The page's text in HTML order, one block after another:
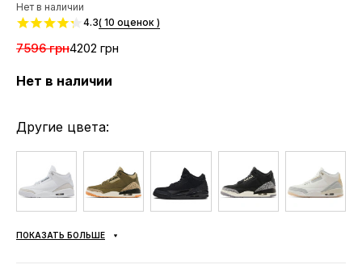
Нет в наличии
4.3( 10 оценок )
7596 грн4202 грн
Нет в наличии
Другие цвета:
ПОКАЗАТЬ БОЛЬШЕ